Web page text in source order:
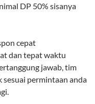
DP 50% sisanya
cepat
dan tepat waktu
jawab, tim
permintaan anda